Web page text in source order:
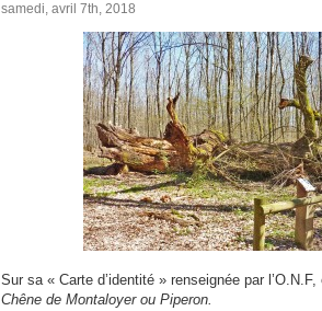
samedi, avril 7th, 2018
Sur sa « Carte d’identité » renseignée par
Chêne de Montaloyer ou Piperon.